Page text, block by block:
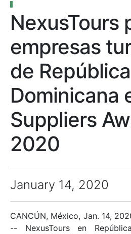
NexusTours
empresas
de República
Dominicana
Suppliers
2020
January 14, 2020
CANCÚN, México, Jan. 14,
-- NexusTours en